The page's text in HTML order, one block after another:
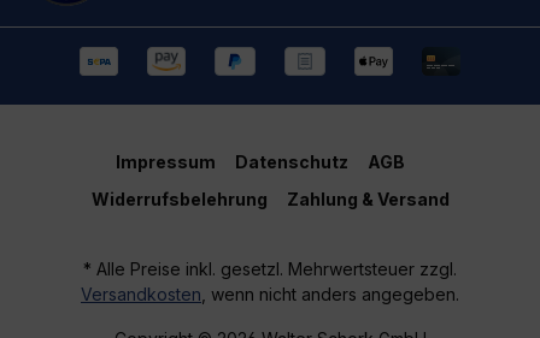
Impressum Datenschutz
AGB
Widerrufsbelehrung
Zahlung & Versand
* Alle Preise inkl. gesetzl. Mehrwertsteuer zzgl.
Versandkosten , wenn nicht anders angegeben.